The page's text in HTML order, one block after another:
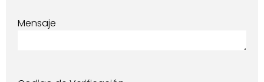
Mensaje